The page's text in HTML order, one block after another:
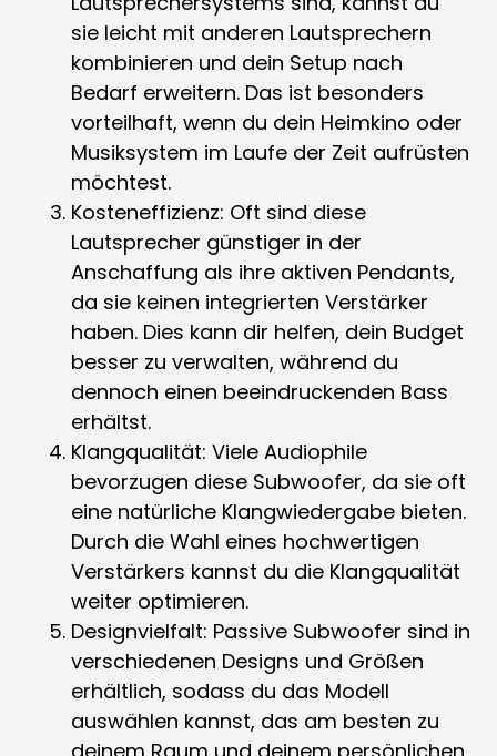
sie leicht mit anderen Lautsprechern
kombinieren und dein Setup nach
Bedarf erweitern. Das ist besonders
vorteilhaft, wenn du dein Heimkino oder
Musiksystem im Laufe der Zeit aufrüsten
möchtest.
Kosteneffizienz: Oft sind diese
Lautsprecher günstiger in der
Anschaffung als ihre aktiven Pendants,
da sie keinen integrierten Verstärker
haben. Dies kann dir helfen, dein Budget
besser zu verwalten, während du
dennoch einen beeindruckenden Bass
erhältst.
Klangqualität: Viele Audiophile
bevorzugen diese Subwoofer, da sie oft
eine natürliche Klangwiedergabe bieten.
Durch die Wahl eines hochwertigen
Verstärkers kannst du die Klangqualität
weiter optimieren.
Designvielfalt: Passive Subwoofer sind in
verschiedenen Designs und Größen
erhältlich, sodass du das Modell
auswählen kannst, das am besten zu